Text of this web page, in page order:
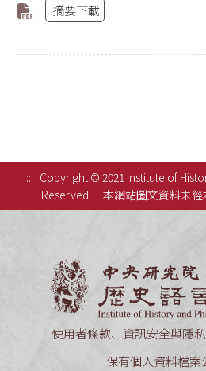
摘要下載
:::
Copyright © 2021 Institute of
Reserved.
本網站圖文資料未經
使用者條款、資訊安全與隱
保有個人資料檔案